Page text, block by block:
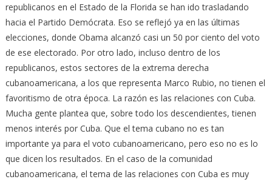
republicanos en el Estado de la Florida se han ido trasladando
hacia el Partido Demócrata. Eso se reflejó ya en las últimas
elecciones, donde Obama alcanzó casi un 50 por ciento del voto
de ese electorado. Por otro lado, incluso dentro de los
republicanos, estos sectores de la extrema derecha
cubanoamericana, a los que representa Marco Rubio, no tienen el
favoritismo de otra época. La razón es las relaciones con Cuba.
Mucha gente plantea que, sobre todo los descendientes, tienen
menos interés por Cuba. Que el tema cubano no es tan
importante ya para el voto cubanoamericano, pero eso no es lo
que dicen los resultados. En el caso de la comunidad
cubanoamericana, el tema de las relaciones con Cuba es muy